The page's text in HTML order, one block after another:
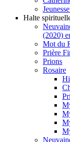
Halte
(2020)
Mot du
Prière
Prions
Rosaire